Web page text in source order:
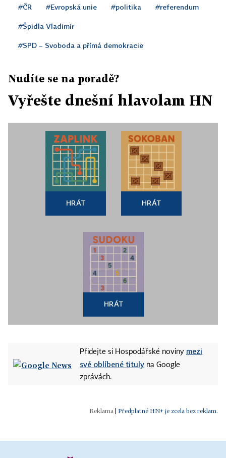
#ČR #Evropská unie #politika #referendum
#Špidla Vladimír
#SPD – Svoboda a přímá demokracie
Nudíte se na poradě?
Vyřešte dnešní hlavolam HN
HRÁT HRÁT
HRÁT
Přidejte si Hospodářské noviny mezi
své oblíbené tituly na Google
zprávách.
Předplatné HN+ je zcela bez reklam.